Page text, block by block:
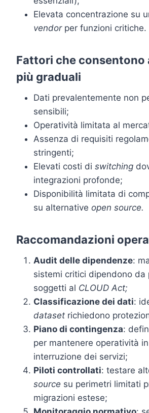
Elevata concentrazione su
vendorper funzioni critiche.
Fattori che consentono
più graduali
Dati prevalentemente non
sensibili;
Operatività limitata al
Assenza di requisiti
stringenti;
Elevati costi di switching
integrazioni profonde;
Disponibilità limitata di
su alternative open source.
Raccomandazioni
Audit delle dipendenze:
sistemi critici dipendono da
soggetti al CLOUD Act;
Classificazione dei dati:
dataset richiedono
Piano di contingenza:
per mantenere operatività
interruzione dei servizi;
Piloti controllati: testare
source su perimetri limitati
migrazioni estese;